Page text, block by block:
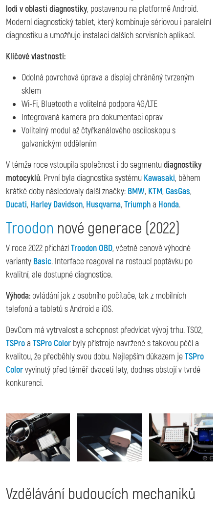
lodi v oblasti diagnostiky, postavenou na platformě Android.
Moderní diagnostický tablet, který kombinuje sériovou i paralelní
diagnostiku a umožňuje instalaci dalších servisních aplikací.
Klíčové vlastnosti:
Odolná povrchová úprava a displej chráněný tvrzeným
sklem
Wi-Fi, Bluetooth a volitelná podpora 4G/LTE
Integrovaná kamera pro dokumentaci oprav
Volitelný modul až čtyřkanálového osciloskopu s
galvanickým oddělením
V témže roce vstoupila společnost i do segmentudiagnostiky
motocyklů. První byla diagnostika systému Kawasaki, během
krátké doby následovaly další značky: BMW, KTM, GasGas,
Ducati, Harley Davidson, Husqvarna, Triumpha Honda.
Troodon nové generace (2022)
V roce 2022 přicházíTroodon OBD, včetně cenově výhodné
varianty Basic. Interface reagoval na rostoucí poptávku po
kvalitní, ale dostupné diagnostice.
Výhoda: ovládání jak z osobního počítače, tak z mobilních
telefonů a tabletů s Android a iOS.
DevCom má vytrvalost a schopnost předvídat vývoj trhu. TS02,
TSProa TSPro Color byly přístroje navržené s takovou péčí a
kvalitou, že předběhly svou dobu. Nejlepším důkazem jeTSPro
Colorvyvinutý před téměř dvaceti lety, dodnes obstojí v tvrdé
konkurenci.
Image Image Image
Vzdělávání budoucích mechaniků